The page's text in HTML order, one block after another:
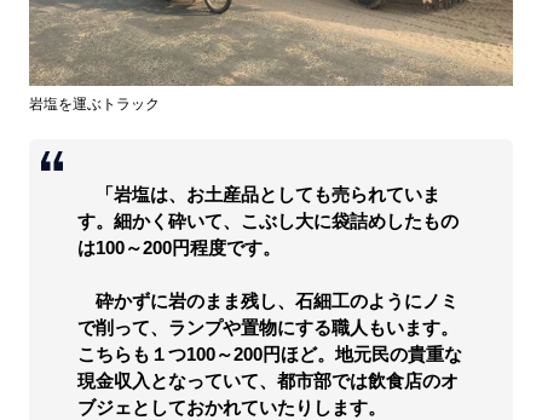
岩塩を運ぶトラック
「岩塩は、お土産品としても売られていま
す。細かく砕いて、こぶし大に袋詰めしたもの
は100～200円程度です。
砕かずに岩のまま残し、石細工のようにノミ
で削って、ランプや置物にする職人もいます。
こちらも１つ100～200円ほど。地元民の貴重な
現金収入となっていて、都市部では飲食店のオ
ブジェとしておかれていたりします。